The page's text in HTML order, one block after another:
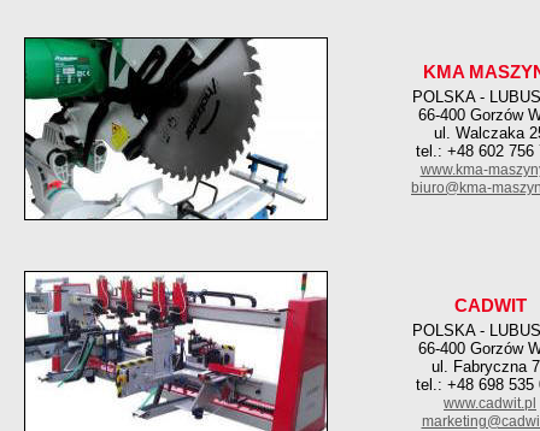
KMA
POLSKA -
66-400 Gorzów
ul. Walczaka
tel.: +48 602 756
www.kma-
biuro@kma-
CADWIT
POLSKA -
66-400 Gorzów
ul. Fabryczna
tel.: +48 698 535
www.cadwit.pl